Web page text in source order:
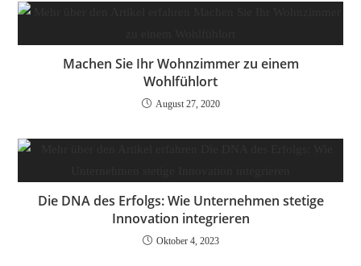
Machen Sie Ihr Wohnzimmer zu einem
Wohlfühlort
August 27, 2020
Die DNA des Erfolgs: Wie Unternehmen stetige
Innovation integrieren
Oktober 4, 2023